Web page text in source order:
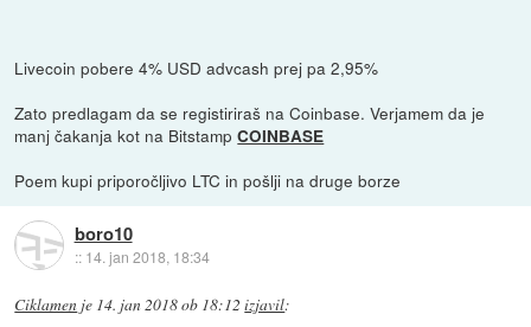
Livecoin pobere 4% USD advcash prej pa 2,95%
Zato predlagam da se registiriraš na Coinbase. Verjamem da je
manj čakanja kot na BitstampCOINBASE
Poem kupi priporočljivo LTC in pošlji na druge borze
boro10
:: 14. jan 2018, 18:34
Ciklamen je 14. jan 2018 ob 18:12 izjavil: